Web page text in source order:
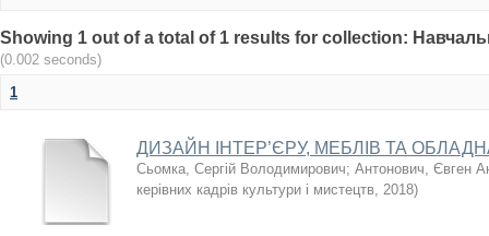
Showing 1 out of a total of 1 results for collection:
(0.002 seconds)
1
ДИЗАЙН ІНТЕР’ЄРУ, МЕБЛІВ ТА
Сьомка, Сергій Володимирович; Антонович, Євген
керівних кадрів культури і мистецтв, 2018)